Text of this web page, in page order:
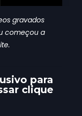
gravados
começou a
para
clique